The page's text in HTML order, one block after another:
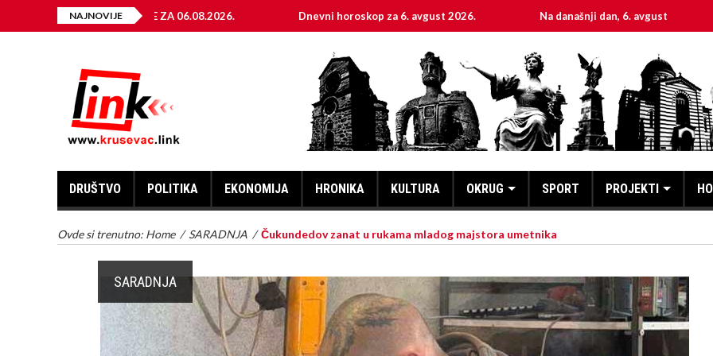
NAJNOVIJE
ENERGIJE ZA 06.08.2026. Dnevni horoskop za 6. avgust 2026. Na današnji dan, 6. avgust Sveta
DRUŠTVO POLITIKA EKONOMIJA HRONIKA KULTURA OKRUG SPORT PROJEKTI
Ovde si trenutno: Home / SARADNJA /Čukundedov zanat u rukama mladog majstora umetnika
SARADNJA